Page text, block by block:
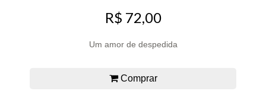
R$ 72,00
Um amor de despedida
Comprar